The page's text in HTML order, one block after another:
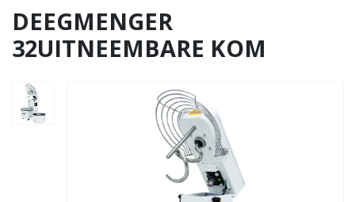
DEEGMENGER
32UITNEEMBARE KOM